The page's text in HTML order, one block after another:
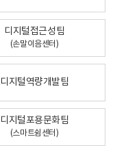
디지털접근성팀
(손말이음센터)
디지털역량개발팀
디지털포용문화팀
(스마트쉼센터)